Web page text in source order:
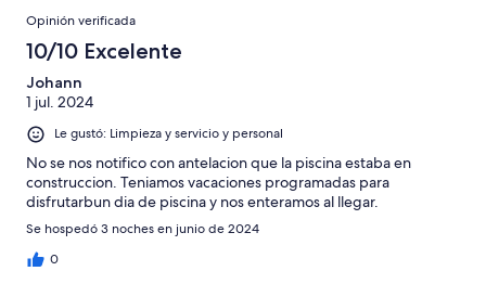
Opinión verificada
10/10 Excelente
Johann
1 jul. 2024
Le gustó: Limpieza y servicio y personal
No se nos notifico con antelacion que la piscina estaba en
construccion. Teniamos vacaciones programadas para
disfrutarbun dia de piscina y nos enteramos al llegar.
Se hospedó 3 noches en junio de 2024
0